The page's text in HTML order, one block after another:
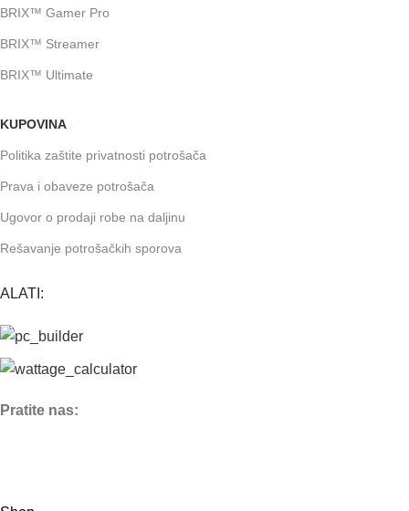
BRIX™ Gamer Pro
BRIX™ Streamer
BRIX™ Ultimate
KUPOVINA
Politika zaštite privatnosti potrošača
Prava i obaveze potrošača
Ugovor o prodaji robe na daljinu
Rešavanje potrošačkih sporova
ALATI:
Pratite nas: